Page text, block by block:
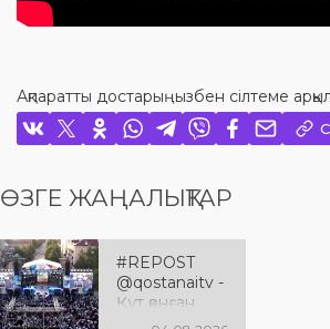
Ақпаратты достарыңызбен сілтеме
ӨЗГЕ ЖАҢАЛЫҚТАР
#REPOST
@qostanaitv -
Құт қонған
Қостанай